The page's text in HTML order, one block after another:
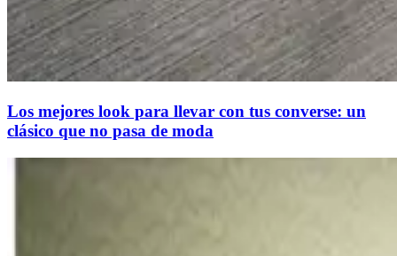
Los mejores look para llevar con tus converse: un
clásico que no pasa de moda